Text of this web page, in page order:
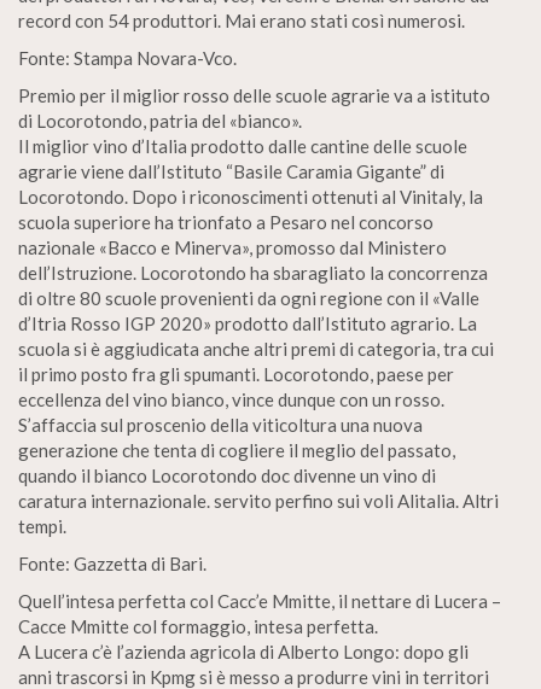
record con 54 produttori. Mai erano stati così numerosi.
Fonte: Stampa Novara-Vco.
Premio per il miglior rosso delle scuole agrarie va a istituto
di Locorotondo, patria del «bianco».
Il miglior vino d’Italia prodotto dalle cantine delle scuole
agrarie viene dall’Istituto “Basile Caramia Gigante” di
Locorotondo. Dopo i riconoscimenti ottenuti al Vinitaly, la
scuola superiore ha trionfato a Pesaro nel concorso
nazionale «Bacco e Minerva», promosso dal Ministero
dell’Istruzione. Locorotondo ha sbaragliato la concorrenza
di oltre 80 scuole provenienti da ogni regione con il «Valle
d’Itria Rosso IGP 2020» prodotto dall’Istituto agrario. La
scuola si è aggiudicata anche altri premi di categoria, tra cui
il primo posto fra gli spumanti. Locorotondo, paese per
eccellenza del vino bianco, vince dunque con un rosso.
S’affaccia sul proscenio della viticoltura una nuova
generazione che tenta di cogliere il meglio del passato,
quando il bianco Locorotondo doc divenne un vino di
caratura internazionale. servito perfino sui voli Alitalia. Altri
tempi.
Fonte: Gazzetta di Bari.
Quell’intesa perfetta col Cacc’e Mmitte, il nettare di Lucera –
Cacce Mmitte col formaggio, intesa perfetta.
A Lucera c’è l’azienda agricola di Alberto Longo: dopo gli
anni trascorsi in Kpmg si è messo a produrre vini in territori